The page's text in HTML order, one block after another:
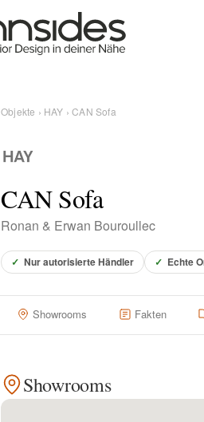
Objekte › HAY › CAN Sofa
CAN Sofa
Ronan & Erwan Bouroullec
✓ Nur autorisierte Händler ✓ Echte
Showrooms Fakten
Showrooms